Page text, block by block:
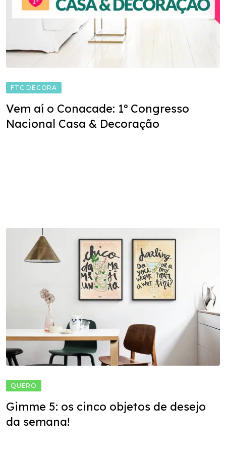
FTC DECORA
Vem aí o Conacade: 1º Congresso
Nacional Casa & Decoração
QUERO
Gimme 5: os cinco objetos de desejo
da semana!